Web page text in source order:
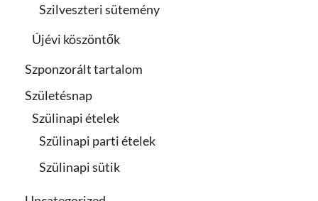
Szilveszteri sütemény
Újévi köszöntők
Szponzorált tartalom
Születésnap
Szülinapi ételek
Szülinapi parti ételek
Szülinapi sütik